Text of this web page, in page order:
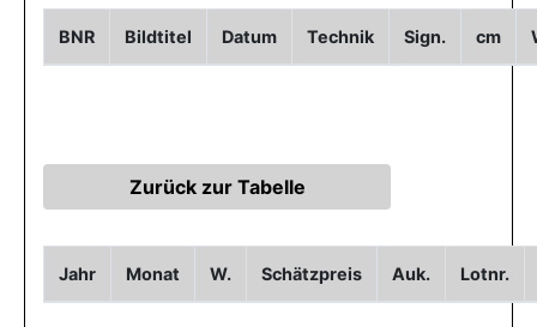
BNR Bildtitel Datum Technik Sign. cm
Jahr Monat W. Schätzpreis Auk. Lotnr.